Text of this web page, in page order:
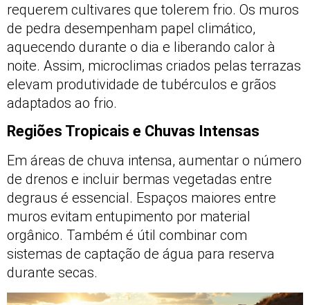
requerem cultivares que tolerem frio. Os muros
de pedra desempenham papel climático,
aquecendo durante o dia e liberando calor à
noite. Assim, microclimas criados pelas terrazas
elevam produtividade de tubérculos e grãos
adaptados ao frio.
Regiões Tropicais e Chuvas Intensas
Em áreas de chuva intensa, aumentar o número
de drenos e incluir bermas vegetadas entre
degraus é essencial. Espaços maiores entre
muros evitam entupimento por material
orgânico. Também é útil combinar com
sistemas de captação de água para reserva
durante secas.